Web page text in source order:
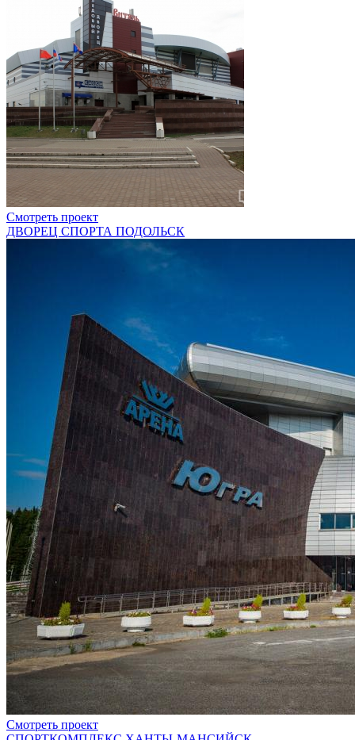
Смотреть проект
ДВОРЕЦ СПОРТА ПОДОЛЬСК
Смотреть проект